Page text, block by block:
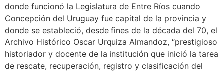
donde funcionó la Legislatura de Entre Ríos cuando
Concepción del Uruguay fue capital de la provincia y
donde se estableció, desde fines de la década del 70, el
Archivo Histórico Oscar Urquiza Almandoz, “prestigioso
historiador y docente de la institución que inició la tarea
de rescate, recuperación, registro y clasificación del